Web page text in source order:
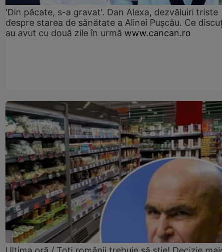
'Din păcate, s-a gravat'. Dan Alexa, dezvăluiri triste
despre starea de sănătate a Alinei Pușcău. Ce
au avut cu două zile în urmă www.cancan.ro